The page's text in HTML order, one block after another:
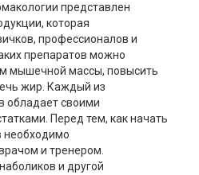
представлен
которая
профессионалов и
препаратов можно
мышечной массы, повысить
жир. Каждый из
обладает своими
Перед тем, как начать
необходимо
и тренером.
и другой